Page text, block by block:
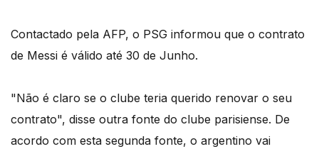
Contactado pela AFP, o PSG informou que o contrato
de Messi é válido até 30 de Junho.
"Não é claro se o clube teria querido renovar o seu
contrato", disse outra fonte do clube parisiense. De
acordo com esta segunda fonte, o argentino vai